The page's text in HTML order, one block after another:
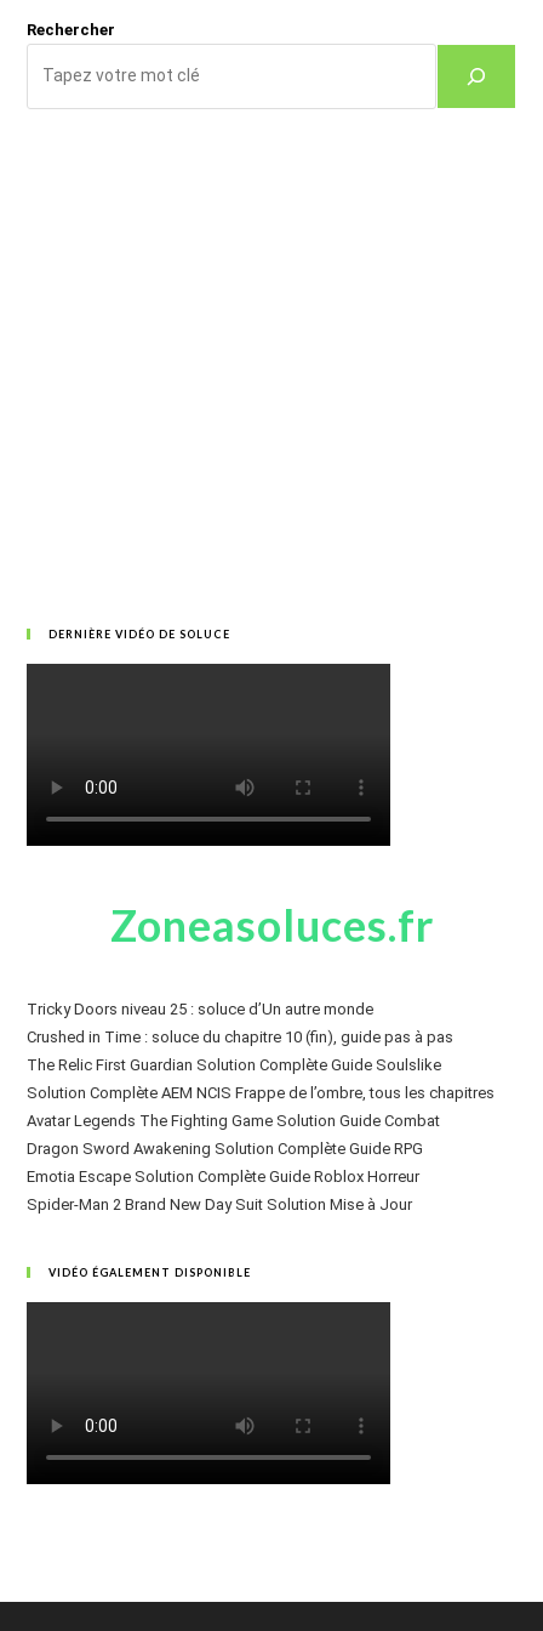
Rechercher
DERNIÈRE VIDÉO DE SOLUCE
Zoneasoluces.fr
Tricky Doors niveau 25 : soluce d’Un autre monde
Crushed in Time : soluce du chapitre 10 (fin), guide pas à pas
The Relic First Guardian Solution Complète Guide Soulslike
Solution Complète AEM NCIS Frappe de l’ombre, tous les chapitres
Avatar Legends The Fighting Game Solution Guide Combat
Dragon Sword Awakening Solution Complète Guide RPG
Emotia Escape Solution Complète Guide Roblox Horreur
Spider-Man 2 Brand New Day Suit Solution Mise à Jour
VIDÉO ÉGALEMENT DISPONIBLE